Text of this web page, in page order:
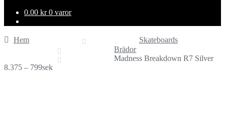
0.00 kr 0 varor
Hem
Skateboards
Brädor
Madness Breakdown R7 Silver
8.375 – 799sek